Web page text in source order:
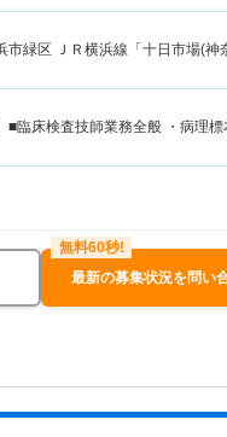
市緑区 ＪＲ横浜線「十日市場(神
■臨床検査技師業務全般 ・病理
最新の募集状況を問い